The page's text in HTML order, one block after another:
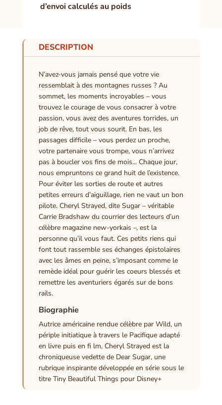
d’envoi calculés au poids
DESCRIPTION
N’avez-vous jamais pensé que votre vie
ressemblait à des montagnes russes ? Au
sommet, les moments incroyables – vous
trouvez le courage de vous consacrer à votre
passion, vous avez des aventures torrides, un
job de rêve, tout vous sourit. En bas, les
passages difficile – vous perdez un proche,
votre partenaire vous trompe, vous n’arrivez
pas à boucler vos fins de mois... Chaque jour,
nous empruntons ce grand huit de l’existence.
Pour éviter les sorties de route et autres
petites erreurs d’aiguillage, rien ne vaut un bon
pilote. Cheryl Strayed, dite Sugar – véritable
Carrie Bradshaw du courrier des lecteurs d’un
célèbre magazine new-yorkais –, est la
personne qu’il vous faut. Ces petits riens qui
font tout rassemble ses échanges épistolaires
avec les âmes en peine, s’imposant comme le
remède idéal pour guérir les coeurs blessés et
remettre les aventuriers égarés sur de bons
rails.
Biographie
Autrice américaine rendue célèbre par Wild, un
périple initiatique à travers le Pacifique adapté
en livre puis en fi lm, Cheryl Strayed est la
chroniqueuse vedette de Dear Sugar, une
rubrique inspirante développée en série sous le
titre Tiny Beautiful Things pour Disney+